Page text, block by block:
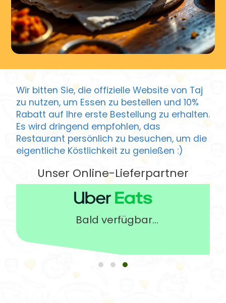
Wir bitten Sie, die offizielle Website von Taj
zu nutzen, um Essen zu bestellen und 10%
Rabatt auf Ihre erste Bestellung zu erhalten.
Es wird dringend empfohlen, das
Restaurant persönlich zu besuchen, um die
eigentliche Köstlichkeit zu genießen :)
Unser Online-Lieferpartner
Bald verfügbar...